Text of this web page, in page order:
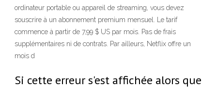
ordinateur portable ou appareil de streaming, vous devez
souscrire à un abonnement premium mensuel. Le tarif
commence à partir de 7,99 $ US par mois. Pas de frais
supplémentaires ni de contrats. Par ailleurs, Netflix offre un
mois d
Si cette erreur s'est affichée alors que